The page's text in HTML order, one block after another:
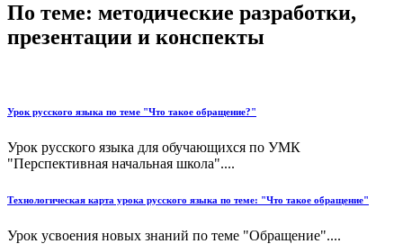
По теме: методические разработки,
презентации и конспекты
Урок русского языка по теме "Что такое обращение?"
Урок русского языка для обучающихся по УМК
"Перспективная начальная школа"....
Технологическая карта урока русского языка по теме: "Что такое обращение"
Урок усвоения новых знаний по теме "Обращение"....